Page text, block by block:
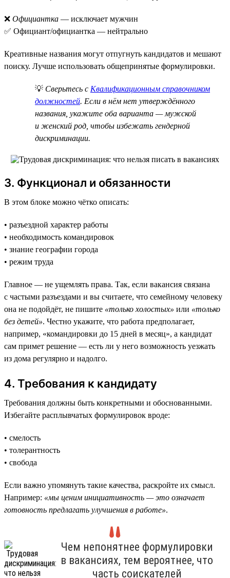
❌ Официантка — исключает мужчин
✅ Официант/официантка — нейтрально
Креативные названия могут отпугнуть кандидатов и мешают
поиску. Лучше использовать общепринятые формулировки.
💡 Сверьтесь с Квалификационным справочником
должностей. Если в нём нет утверждённого
названия, укажите оба варианта — мужской
и женский род, чтобы избежать гендерной
дискриминации.
3. Функционал и обязанности
В этом блоке можно чётко описать:
• разъездной характер работы
• необходимость командировок
• знание географии города
• режим труда
Главное — не ущемлять права. Так, если вакансия связана
с частыми разъездами и вы считаете, что семейному человеку
она не подойдёт, не пишите «только холостых» или «только
без детей». Честно укажите, что работа предполагает,
например, «командировки до 15 дней в месяц», а кандидат
сам примет решение — есть ли у него возможность уезжать
из дома регулярно и надолго.
4. Требования к кандидату
Требования должны быть конкретными и обоснованными.
Избегайте расплывчатых формулировок вроде:
• смелость
• толерантность
• свобода
Если важно упомянуть такие качества, раскройте их смысл.
Например: «мы ценим инициативность — это означает
готовность предлагать улучшения в работе».
Чем непонятнее формулировки
в вакансиях, тем вероятнее, что
часть соискателей